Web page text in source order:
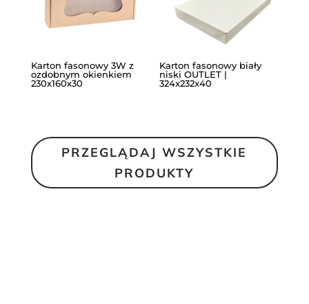
Karton fasonowy 3W z
ozdobnym okienkiem
230x160x30
Karton fasonowy biały
niski OUTLET |
324x232x40
PRZEGLĄDAJ WSZYSTKIE
PRODUKTY